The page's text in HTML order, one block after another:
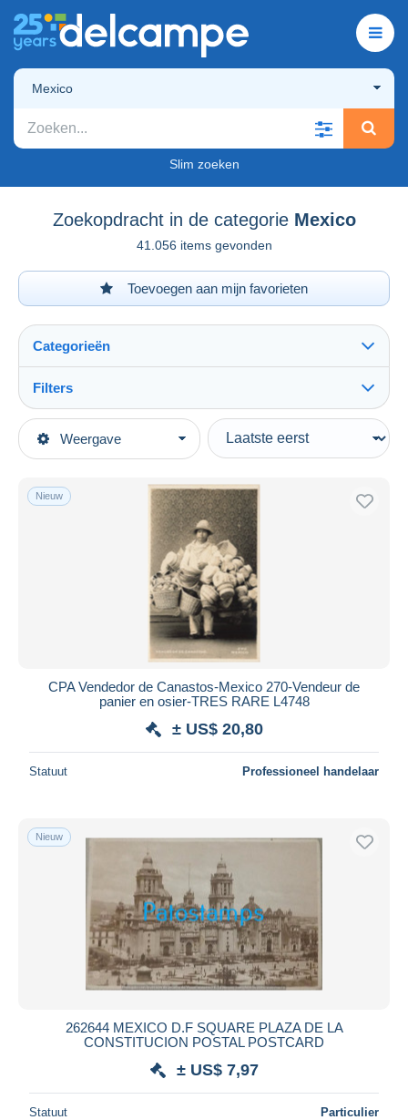
Mexico
Slim zoeken
Zoekopdracht in de categorie Mexico
41.056 items gevonden
Toevoegen aan mijn favorieten
Weergave
Categorieën
Topcategorieën
Amerika
Filters
Type verkopen
Actief
Veiling met biedingen
Veilingen zonder biedingen
Eindigt binnen
Prijs
Gratis levering
PayPal
Bankoverschrijving
Visa
Mastercard
Bancontact
Maestro
Woonplaats van de verkoper
Nieuw
CPA Vendedor de Canastos-Mexico 270-Vendeur de
panier en osier-TRES RARE L4748
± US$ 20,80
Statuut Professioneel handelaar
Nieuw
262644 MEXICO D.F SQUARE PLAZA DE LA
CONSTITUCION POSTAL POSTCARD
± US$ 7,97
Statuut Particulier